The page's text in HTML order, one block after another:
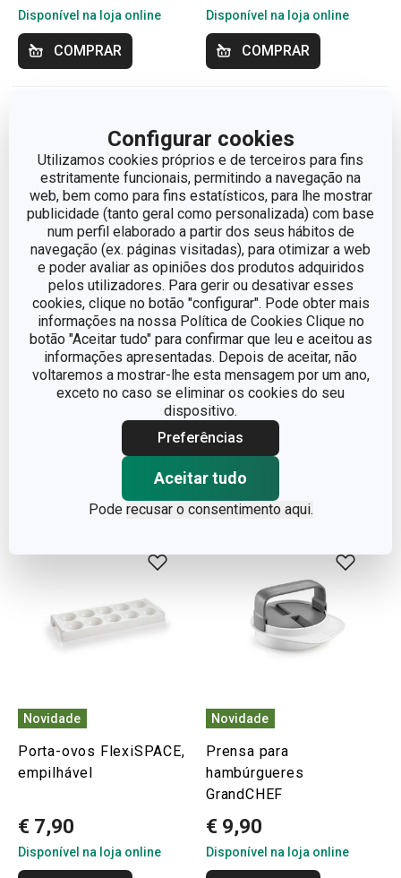
Configurar cookies
Utilizamos cookies próprios e de terceiros para fins
estritamente funcionais, permitindo a navegação na
web, bem como para fins estatísticos, para lhe mostrar
publicidade (tanto geral como personalizada) com base
num perfil elaborado a partir dos seus hábitos de
navegação (ex. páginas visitadas), para otimizar a web
e poder avaliar as opiniões dos produtos adquiridos
pelos utilizadores. Para gerir ou desativar esses
cookies, clique no botão "configurar". Pode obter mais
informações na nossa Política de Cookies Clique no
botão "Aceitar tudo" para confirmar que leu e aceitou as
informações apresentadas. Depois de aceitar, não
voltaremos a mostrar-lhe esta mensagem por um ano,
exceto no caso se eliminar os cookies do seu
dispositivo.
Preferências
Aceitar tudo
Pode recusar o consentimento aqui.
Disponível na loja online
COMPRAR
Disponível na loja online
COMPRAR
-14 % Novidade
Forma cerâmica para
baguetes DELÍCIA
€ 34,90
Disponível na loja online
Novidade
Mini molas para sacos
PRESTO, 6 peças
€ 3,90
Disponível na loja online
COMPRAR
Novidade
Porta-ovos FlexiSPACE,
empilhável
€ 7,90
Disponível na loja online
Novidade
Prensa para
hambúrgueres
GrandCHEF
€ 9,90
Disponível na loja online